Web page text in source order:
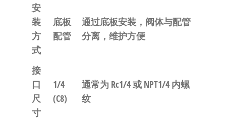
安
装
方
式
底板
配管
通过底板安装，阀体与配管
分离，维护方便
接
口
尺
寸
1/4
(C8)
通常为 Rc1/4 或 NPT1/4 内螺
纹